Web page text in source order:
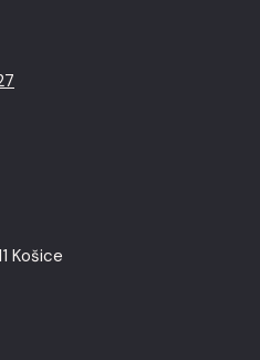
Košice